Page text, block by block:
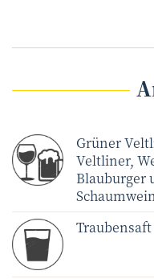
Grüner
Veltliner,
Blauburger
Traubensaft